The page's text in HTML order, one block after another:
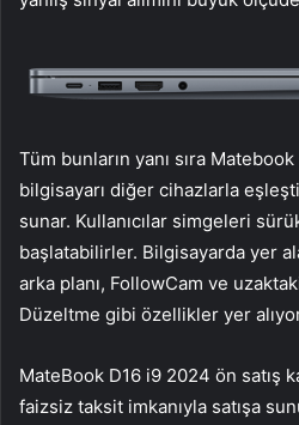
Tüm bunların yanı sıra Matebook
bilgisayarı diğer cihazlarla
sunar. Kullanıcılar simgeleri
başlatabilirler. Bilgisayarda yer
arka planı, FollowCam ve
Düzeltme gibi özellikler yer
MateBook D16 i9 2024 ön satış
faizsiz taksit imkanıyla satışa